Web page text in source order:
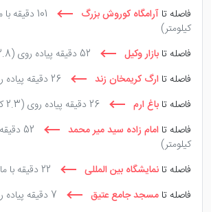
فاصله تا آرامگاه کوروش بزرگ 101 دقیقه با ماشین
کیلومتر)
فاصله تا بازار وکیل 52 دقیقه پیاده روی
(3.8 کیلومتر)
فاصله تا ارگ کریمخان زند 26 دقیقه پیاده روی
فاصله تا باغ ارم 26 دقیقه پیاده روی
(2.3 کیلومتر)
فاصله تا امام زاده سید میر محمد 52 دقیقه پیاده روی
کیلومتر)
فاصله تا نمایشگاه بین المللی 22 دقیقه با ماشین
فاصله تا مسجد جامع عتیق 7 دقیقه پیاده روی